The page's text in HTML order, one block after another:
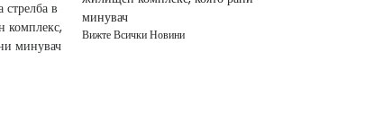
минувач
Вижте Всички Новини